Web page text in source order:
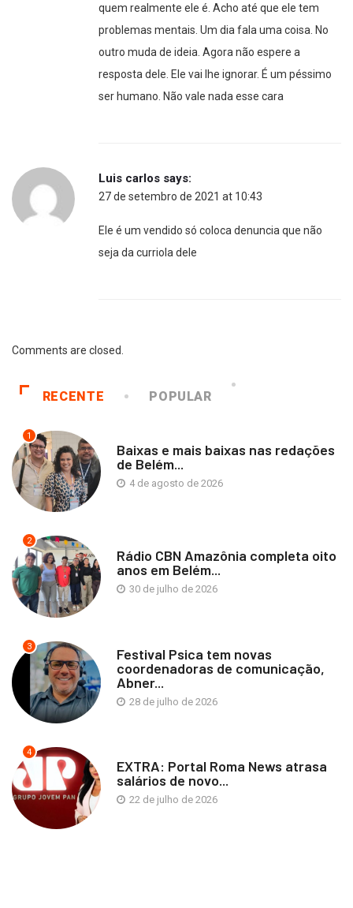
quem realmente ele é. Acho até que ele tem
problemas mentais. Um dia fala uma coisa. No
outro muda de ideia. Agora não espere a
resposta dele. Ele vai lhe ignorar. É um péssimo
ser humano. Não vale nada esse cara
Luis carlos says:
27 de setembro de 2021 at 10:43
Ele é um vendido só coloca denuncia que não
seja da curriola dele
Comments are closed.
RECENTE POPULAR
1
Baixas e mais baixas nas redações
de Belém...
4 de agosto de 2026
2
Rádio CBN Amazônia completa oito
anos em Belém...
30 de julho de 2026
3
Festival Psica tem novas
coordenadoras de comunicação,
Abner...
28 de julho de 2026
4
EXTRA: Portal Roma News atrasa
salários de novo...
22 de julho de 2026